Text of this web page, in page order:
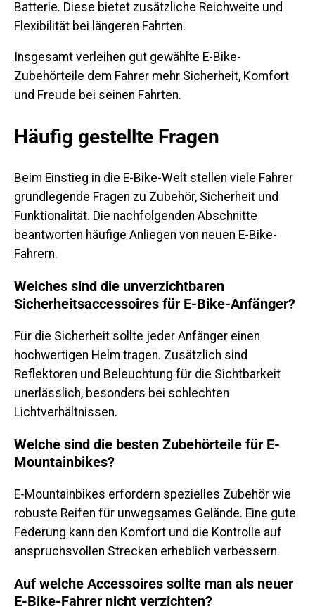
Batterie. Diese bietet zusätzliche Reichweite und
Flexibilität bei längeren Fahrten.
Insgesamt verleihen gut gewählte E-Bike-
Zubehörteile dem Fahrer mehr Sicherheit, Komfort
und Freude bei seinen Fahrten.
Häufig gestellte Fragen
Beim Einstieg in die E-Bike-Welt stellen viele Fahrer
grundlegende Fragen zu Zubehör, Sicherheit und
Funktionalität. Die nachfolgenden Abschnitte
beantworten häufige Anliegen von neuen E-Bike-
Fahrern.
Welches sind die unverzichtbaren
Sicherheitsaccessoires für E-Bike-Anfänger?
Für die Sicherheit sollte jeder Anfänger einen
hochwertigen Helm tragen. Zusätzlich sind
Reflektoren und Beleuchtung für die Sichtbarkeit
unerlässlich, besonders bei schlechten
Lichtverhältnissen.
Welche sind die besten Zubehörteile für E-
Mountainbikes?
E-Mountainbikes erfordern spezielles Zubehör wie
robuste Reifen für unwegsames Gelände. Eine gute
Federung kann den Komfort und die Kontrolle auf
anspruchsvollen Strecken erheblich verbessern.
Auf welche Accessoires sollte man als neuer
E-Bike-Fahrer nicht verzichten?